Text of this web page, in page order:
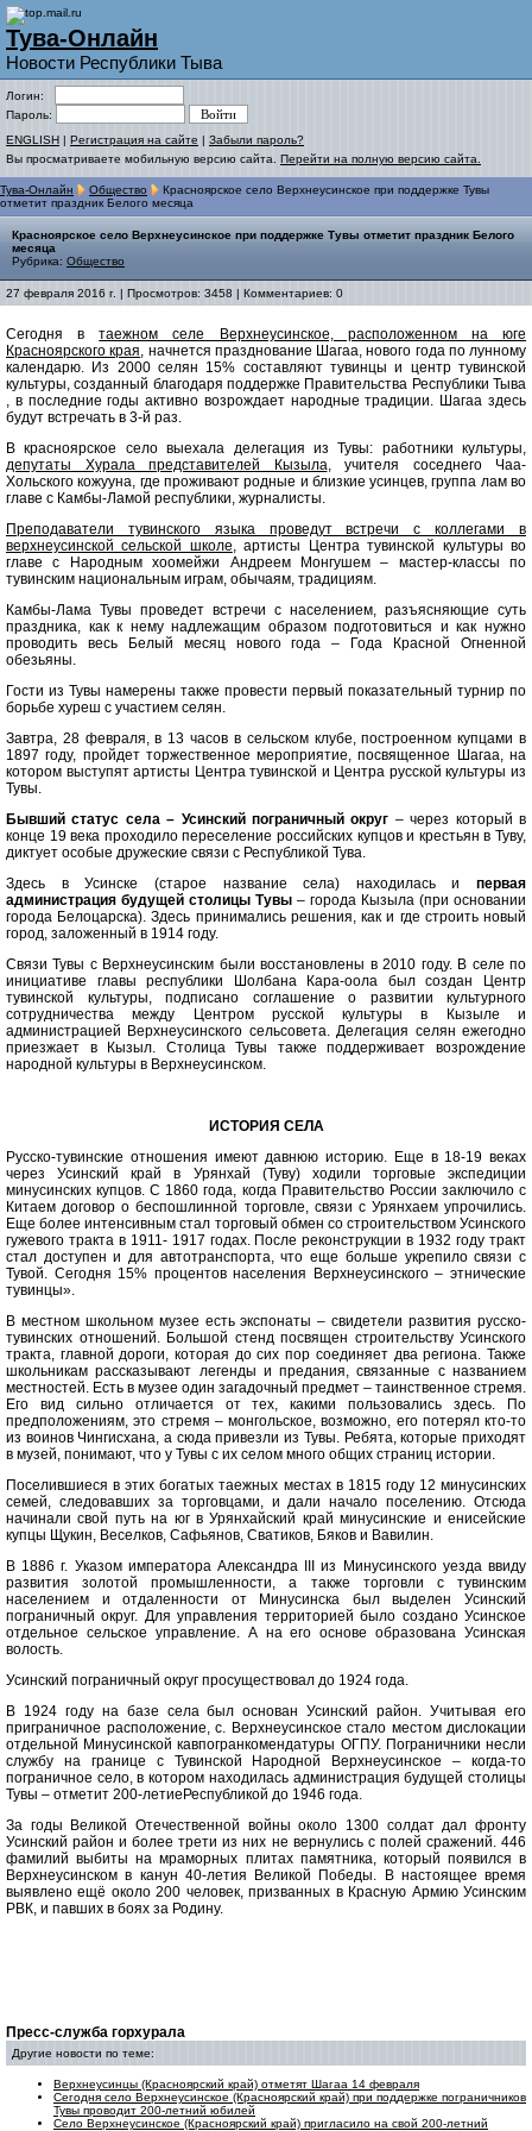
Тува-Онлайн
Новости Республики Тыва
Логин:
Пароль:
ENGLISH | Регистрация на сайте | Забыли пароль?
Вы просматриваете мобильную версию сайта. Перейти на полную версию сайта.
Тува-Онлайн Общество
Красноярское село Верхнеусинское при поддержке Тувы
отметит праздник Белого месяца
Красноярское село Верхнеусинское при поддержке Тувы отметит праздник Белого
месяца
Рубрика: Общество
27 февраля 2016 г. | Просмотров: 3458 | Комментариев: 0
Сегодня втаежном селе Верхнеусинское, расположенном на юге
Красноярского края, начнется празднование Шагаа, нового года по лунному
календарю. Из 2000 селян 15% составляют тувинцы и центр тувинской
культуры, созданный благодаря поддержке Правительства Республики Тыва
, в последние годы активно возрождает народные традиции. Шагаа здесь
будут встречать в 3-й раз.
В красноярское село выехала делегация из Тувы: работники культуры,
депутаты Хурала представителей Кызыла, учителя соседнего Чаа-
Хольского кожууна, где проживают родные и близкие усинцев, группа лам во
главе с Камбы-Ламой республики, журналисты.
Преподаватели тувинского языка проведут встречи с коллегами в
верхнеусинской сельской школе, артисты Центра тувинской культуры во
главе с Народным хоомейжи Андреем Монгушем – мастер-классы по
тувинским национальным играм, обычаям, традициям.
Камбы-Лама Тувы проведет встречи с населением, разъясняющие суть
праздника, как к нему надлежащим образом подготовиться и как нужно
проводить весь Белый месяц нового года – Года Красной Огненной
обезьяны.
Гости из Тувы намерены также провести первый показательный турнир по
борьбе хуреш с участием селян.
Завтра, 28 февраля, в 13 часов в сельском клубе, построенном купцами в
1897 году, пройдет торжественное мероприятие, посвященное Шагаа, на
котором выступят артисты Центра тувинской и Центра русской культуры из
Тувы.
Бывший статус села – Усинский пограничный округ – через который в
конце 19 века проходило переселение российских купцов и крестьян в Туву,
диктует особые дружеские связи с Республикой Тува.
Здесь в Усинске (старое название села) находилась и первая
администрация будущей столицы Тувы – города Кызыла (при основании
города Белоцарска). Здесь принимались решения, как и где строить новый
город, заложенный в 1914 году.
Связи Тувы с Верхнеусинским были восстановлены в 2010 году. В селе по
инициативе главы республики Шолбана Кара-оола был создан Центр
тувинской культуры, подписано соглашение о развитии культурного
сотрудничества между Центром русской культуры в Кызыле и
администрацией Верхнеусинского сельсовета. Делегация селян ежегодно
приезжает в Кызыл. Столица Тувы также поддерживает возрождение
народной культуры в Верхнеусинском.
ИСТОРИЯ СЕЛА
Русско-тувинские отношения имеют давнюю историю. Еще в 18-19 веках
через Усинский край в Урянхай (Туву) ходили торговые экспедиции
минусинских купцов. С 1860 года, когда Правительство России заключило с
Китаем договор о беспошлинной торговле, связи с Урянхаем упрочились.
Еще более интенсивным стал торговый обмен со строительством Усинского
гужевого тракта в 1911- 1917 годах. После реконструкции в 1932 году тракт
стал доступен и для автотранспорта, что еще больше укрепило связи с
Тувой. Сегодня 15% процентов населения Верхнеусинского – этнические
тувинцы».
В местном школьном музее есть экспонаты – свидетели развития русско-
тувинских отношений. Большой стенд посвящен строительству Усинского
тракта, главной дороги, которая до сих пор соединяет два региона. Также
школьникам рассказывают легенды и предания, связанные с названием
местностей. Есть в музее один загадочный предмет – таинственное стремя.
Его вид сильно отличается от тех, какими пользовались здесь. По
предположениям, это стремя – монгольское, возможно, его потерял кто-то
из воинов Чингисхана, а сюда привезли из Тувы. Ребята, которые приходят
в музей, понимают, что у Тувы с их селом много общих страниц истории.
Поселившиеся в этих богатых таежных местах в 1815 году 12 минусинских
семей, следовавших за торговцами, и дали начало поселению. Отсюда
начинали свой путь на юг в Урянхайский край минусинские и енисейские
купцы Щукин, Веселков, Сафьянов, Сватиков, Бяков и Вавилин.
В 1886 г. Указом императора Александра III из Минусинского уезда ввиду
развития золотой промышленности, а также торговли с тувинским
населением и отдаленности от Минусинска был выделен Усинский
пограничный округ. Для управления территорией было создано Усинское
отдельное сельское управление. А на его основе образована Усинская
волость.
Усинский пограничный округ просуществовал до 1924 года.
В 1924 году на базе села был основан Усинский район. Учитывая его
приграничное расположение, с. Верхнеусинское стало местом дислокации
отдельной Минусинской кавпогранкомендатуры ОГПУ. Пограничники несли
службу на границе с Тувинской Народной Верхнеусинское – когда-то
пограничное село, в котором находилась администрация будущей столицы
Тувы – отметит 200-летиеРеспубликой до 1946 года.
За годы Великой Отечественной войны около 1300 солдат дал фронту
Усинский район и более трети из них не вернулись с полей сражений. 446
фамилий выбиты на мраморных плитах памятника, который появился в
Верхнеусинском в канун 40-летия Великой Победы. В настоящее время
выявлено ещё около 200 человек, призванных в Красную Армию Усинским
РВК, и павших в боях за Родину.
Пресс-служба горхурала
Другие новости по теме:
Верхнеусинцы (Красноярский край) отметят Шагаа 14 февраля
Сегодня село Верхнеусинское (Красноярский край) при поддержке пограничников
Тувы проводит 200-летний юбилей
Село Верхнеусинское (Красноярский край) пригласило на свой 200-летний